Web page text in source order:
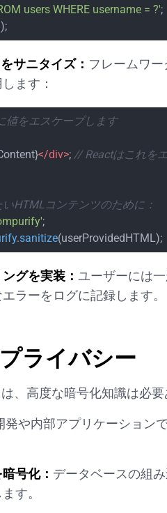
users WHERE username = ?';
サニタイズ： フレームワ
ます：
値をエスケープします
</div>; // Reactはこれを
HTMLコンテンツのために：
.sanitize(userProvidedHTML);
グを実装： ユーザーには
ラーをログに記録します。
ライバシー
、高度な暗号化知識は必要
発や内部アプリケーションで
号化： データベースの組
す。